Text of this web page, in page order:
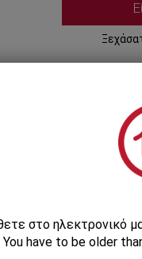
στο ηλεκτρονικό
You have to be older